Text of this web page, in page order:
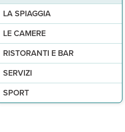
LA SPIAGGIA
LE CAMERE
RISTORANTI E BAR
SERVIZI
SPORT
di sabbia dorata, attrezzata con
171 camere (29 m²) con servizi
a pagamento, 2 ristoranti, Afia
1 piscina panoramica sul rooftop
palestra.